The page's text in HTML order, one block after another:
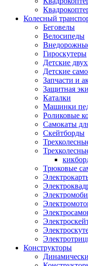
Колесный
Беговелы
Велосипеды
Гироскутеры
Детские
Детские
Запчасти и
Защитная
Каталки
Машинки
Роликовые
Самокаты
Скейтборды
Трюковые
Конструкторы